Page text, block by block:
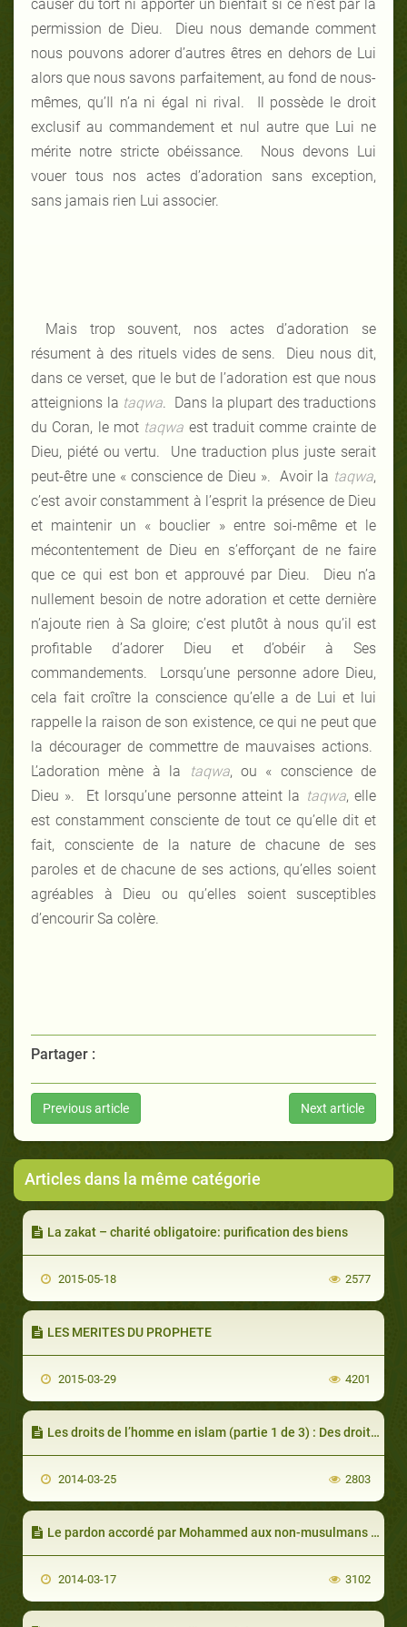
causer du tort ni apporter un bienfait si ce n’est par la
permission de Dieu. Dieu nous demande comment
nous pouvons adorer d’autres êtres en dehors de Lui
alors que nous savons parfaitement, au fond de nous-
mêmes, qu’Il n’a ni égal ni rival. Il possède le droit
exclusif au commandement et nul autre que Lui ne
mérite notre stricte obéissance. Nous devons Lui
vouer tous nos actes d’adoration sans exception,
sans jamais rien Lui associer.
Mais trop souvent, nos actes d’adoration se
résument à des rituels vides de sens. Dieu nous dit,
dans ce verset, que le but de l’adoration est que nous
atteignions la taqwa. Dans la plupart des traductions
du Coran, le mot taqwa est traduit comme crainte de
Dieu, piété ou vertu. Une traduction plus juste serait
peut-être une « conscience de Dieu ». Avoir la taqwa,
c’est avoir constamment à l’esprit la présence de Dieu
et maintenir un « bouclier » entre soi-même et le
mécontentement de Dieu en s’efforçant de ne faire
que ce qui est bon et approuvé par Dieu. Dieu n’a
nullement besoin de notre adoration et cette dernière
n’ajoute rien à Sa gloire; c’est plutôt à nous qu’il est
profitable d’adorer Dieu et d’obéir à Ses
commandements. Lorsqu’une personne adore Dieu,
cela fait croître la conscience qu’elle a de Lui et lui
rappelle la raison de son existence, ce qui ne peut que
la décourager de commettre de mauvaises actions.
L’adoration mène à la
taqwa, ou « conscience de
Dieu ». Et lorsqu’une personne atteint la taqwa, elle
est constamment consciente de tout ce qu’elle dit et
fait, consciente de la nature de chacune de ses
paroles et de chacune de ses actions, qu’elles soient
agréables à Dieu ou qu’elles soient susceptibles
d’encourir Sa colère.
Partager :
Previous article Next article
Articles dans la même catégorie
La zakat – charité obligatoire: purification des biens
2015-05-18 2577
LES MERITES DU PROPHETE
2015-03-29 4201
Les droits de l’homme en islam (partie 1 de 3) : Des droits pour tous les êtres humains
2014-03-25 2803
Le pardon accordé par Mohammed aux non-musulmans (partie 2 de 2)
2014-03-17 3102